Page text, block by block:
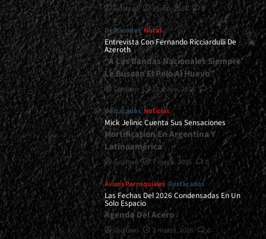
Gustavo 8 julio, 2026 0
Destacados Notas
Entrevista Con Fernando Ricciardulli De
Azeroth
“A Las Bandas Nacionales Siempre
Le Buscan El Pelo Al Huevo”
Gustavo 21 mayo, 2026 2
Destacados Noticias
Mick Jelinic Cuenta Sus Sensaciones
Mortification En Argentina Y
Latinoamérica
Gustavo 7 mayo, 2026 0
Avisos Parroquiales Destacados
Las Fechas Del 2026 Condensadas En Un
Solo Espacio
Agenda Del Acero
Gustavo 2 marzo, 2026 0